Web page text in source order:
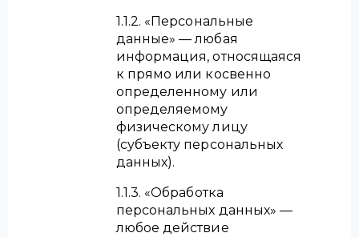
1.1.2. «Персональные
данные» — любая
информация, относящаяся
к прямо или косвенно
определенному или
определяемому
физическому лицу
(субъекту персональных
данных).
1.1.3. «Обработка
персональных данных» —
любое действие